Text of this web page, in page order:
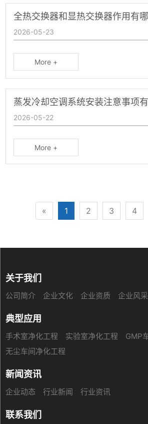
全热交换器和显热交换器作用有
2026-05-23
More +
蒸发冷却空调系统安装注意事项
2026-05-22
More +
« 1 2 3 4
关于我们
公司简介 企业文化 企业资质 企业风采
典型应用
手术室净化工程 实验室净化工程
GMP
无尘车间净化工程
新闻资讯
企业动态 行业新闻 行业资讯
联系我们